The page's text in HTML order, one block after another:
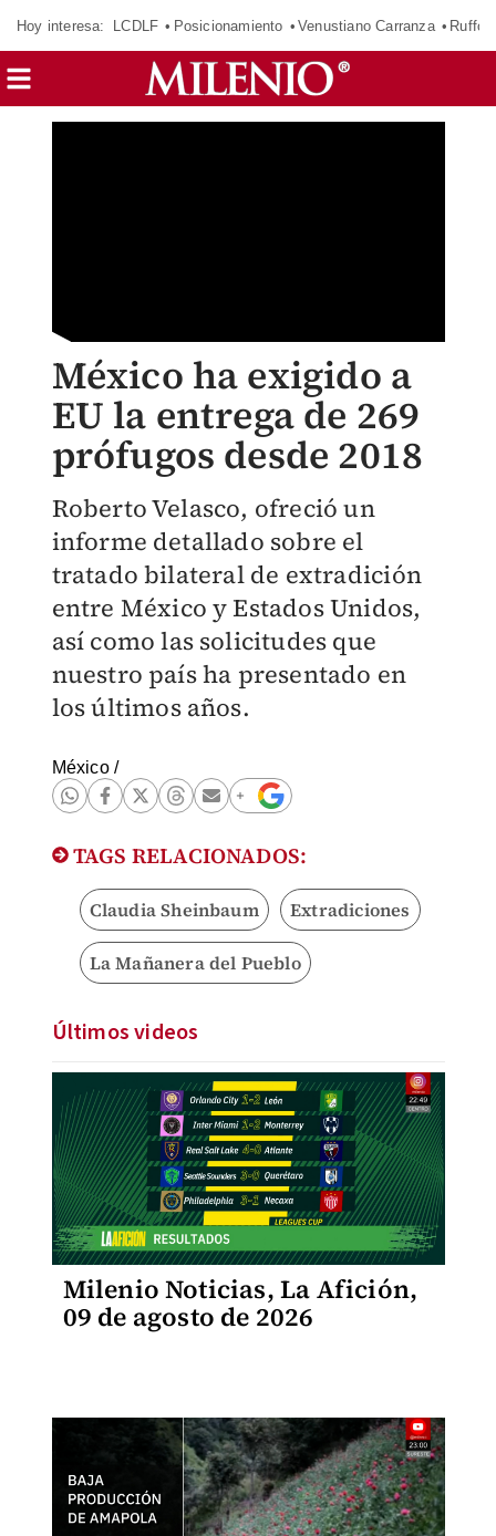
Hoy interesa: LCDLF Posicionamiento Venustiano Carranza Ruffo
México ha exigido a
EU la entrega de 269
prófugos desde 2018
Roberto Velasco, ofreció un
informe detallado sobre el
tratado bilateral de extradición
entre México y Estados Unidos,
así como las solicitudes que
nuestro país ha presentado en
los últimos años.
México/
TAGS RELACIONADOS:
Claudia Sheinbaum Extradiciones
La Mañanera del Pueblo
Últimos videos
Milenio Noticias, La Afición,
09 de agosto de 2026